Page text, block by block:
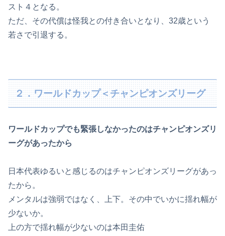
スト４となる。
ただ、その代償は怪我との付き合いとなり、32歳という
若さで引退する。
２．ワールドカップ＜チャンピオンズリーグ
ワールドカップでも緊張しなかったのはチャンピオンズリ
ーグがあったから
日本代表ゆるいと感じるのはチャンピオンズリーグがあっ
たから。
メンタルは強弱ではなく、上下。その中でいかに揺れ幅が
少ないか。
上の方で揺れ幅が少ないのは本田圭佑